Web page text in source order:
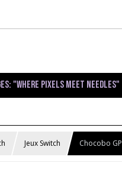
"Where pixels meet needles"
Jeux Switch Chocobo GP